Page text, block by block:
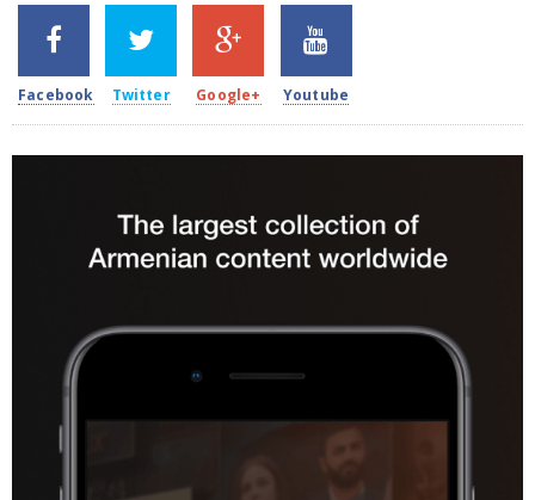
2k
SHARES
Facebook
1.5k
TWEETS
Twitter
203
SHARES
Google+
620
SHARES
Youtube